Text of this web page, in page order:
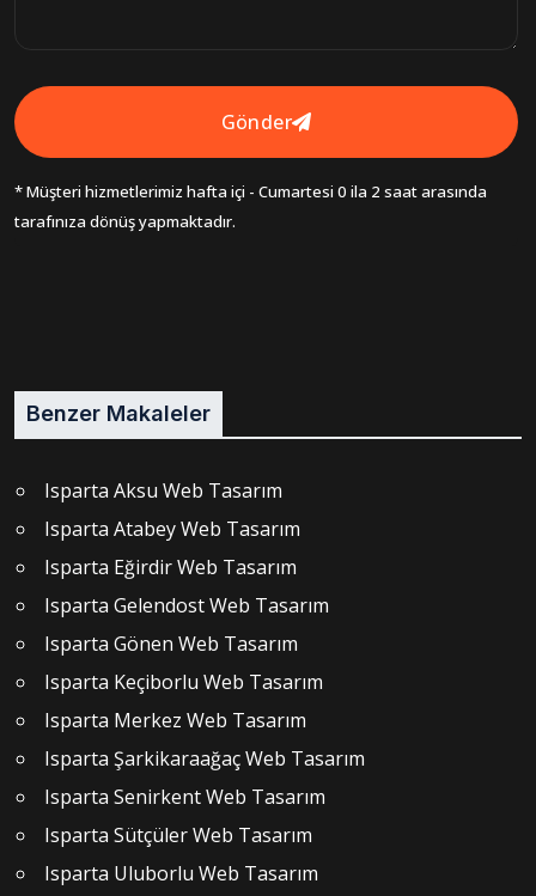
Gönder
* Müşteri hizmetlerimiz hafta içi - Cumartesi 0 ila 2 saat arasında
tarafınıza dönüş yapmaktadır.
Benzer Makaleler
Isparta Aksu Web Tasarım
Isparta Atabey Web Tasarım
Isparta Eğirdir Web Tasarım
Isparta Gelendost Web Tasarım
Isparta Gönen Web Tasarım
Isparta Keçiborlu Web Tasarım
Isparta Merkez Web Tasarım
Isparta Şarkikaraağaç Web Tasarım
Isparta Senirkent Web Tasarım
Isparta Sütçüler Web Tasarım
Isparta Uluborlu Web Tasarım